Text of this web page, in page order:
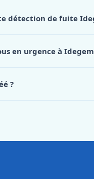
détection de fuite
le 0472 53 24 26.
en urgence à
?